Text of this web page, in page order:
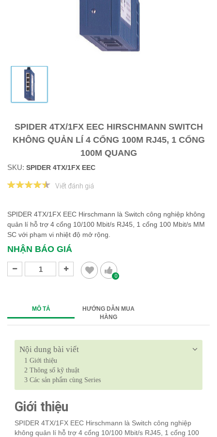
SPIDER 4TX/1FX EEC HIRSCHMANN SWITCH
KHÔNG QUẢN LÍ 4 CỔNG 100M RJ45, 1 CỔNG
100M QUANG
SKU: SPIDER 4TX/1FX EEC
Viết đánh giá
SPIDER 4TX/1FX EEC Hirschmann là Switch công nghiệp không
quản lí hỗ trợ 4 cổng 10/100 Mbit/s RJ45, 1 cổng 100 Mbit/s MM
SC với phạm vi nhiệt độ mở rộng.
NHẬN BÁO GIÁ
0
MÔ TẢ
HƯỚNG DẪN MUA
HÀNG
Nội dung bài viết
1 Giới thiệu
2 Thông số kỹ thuật
3 Các sản phẩm cùng Series
Giới thiệu
SPIDER 4TX/1FX EEC Hirschmann là Switch công nghiệp
không quản lí hỗ trợ 4 cổng 10/100 Mbit/s RJ45, 1 cổng 100